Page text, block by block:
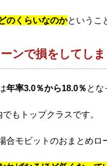
のくらいなのかというこ
ンで損をしてし
年率3.0％から18.0％とな
もトップクラスです。
合モビットのおまとめロ